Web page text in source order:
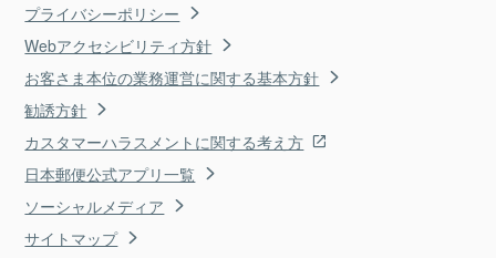
プライバシーポリシー
Webアクセシビリティ方針
お客さま本位の業務運営に関する基本方針
勧誘方針
カスタマーハラスメントに関する考え方
日本郵便公式アプリ一覧
ソーシャルメディア
サイトマップ